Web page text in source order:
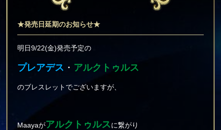
★発売日延期のお知らせ★
明日9/22(金)発売予定の
プレアデス ・ アルクトゥルス
のブレスレットでございますが、
Maayaがアルクトゥルスに繋がり